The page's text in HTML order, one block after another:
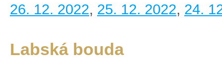
26. 12. 2022, 25. 12. 2022, 24.
Labská bouda